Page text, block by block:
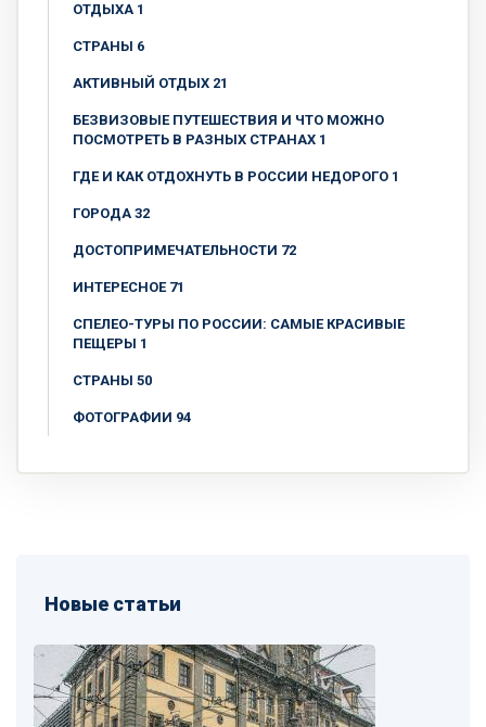
ОТДЫХА 1
CТРАНЫ 6
АКТИВНЫЙ ОТДЫХ 21
БЕЗВИЗОВЫЕ ПУТЕШЕСТВИЯ И ЧТО МОЖНО
ПОСМОТРЕТЬ В РАЗНЫХ СТРАНАХ 1
ГДЕ И КАК ОТДОХНУТЬ В РОССИИ НЕДОРОГО 1
ГОРОДА 32
ДОСТОПРИМЕЧАТЕЛЬНОСТИ 72
ИНТЕРЕСНОЕ 71
СПЕЛЕО-ТУРЫ ПО РОССИИ: САМЫЕ КРАСИВЫЕ
ПЕЩЕРЫ 1
СТРАНЫ 50
ФОТОГРАФИИ 94
Новые статьи